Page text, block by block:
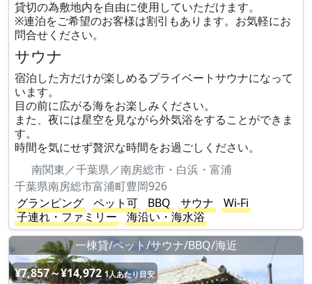
貸切の為敷地内を自由に使用していただけます。
※連泊をご希望のお客様は割引もあります。お気軽にお
問合せください。
サウナ
宿泊した方だけが楽しめるプライベートサウナになって
います。
目の前に広がる海をお楽しみください。
また、夜には星空を見ながら外気浴をすることができま
す。
時間を気にせず贅沢な時間をお過ごしください。
南関東／千葉県／南房総市・白浜・富浦
千葉県南房総市富浦町豊岡926
グランピング
ペット可 BBQ サウナ
Wi-Fi
子連れ・ファミリー
海沿い・海水浴
一棟貸/ペット/サウナ/BBQ/海近
¥7,857～¥14,972 1人あたり目安